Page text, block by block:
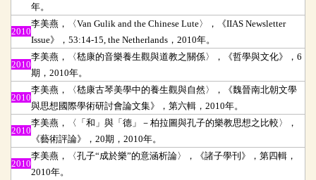
年。
2010
李美燕，〈Van Gulik and the Chinese Lute〉，《IIAS Newsletter
Issue》，53:14-15, the Netherlands，2010年。
2010
李美燕，〈嵇康的音樂養生觀與道教之關係〉，《哲學與文化》，6
期，2010年。
2010
李美燕，〈嵇康古琴美學中的養生觀與自然〉，《魏晉南北朝文學
與思想國際學術研討會論文集》，第六輯，2010年。
2010
李美燕，〈「和」與「德」－柏拉圖與孔子的樂教思想之比較〉，
《藝術評論》，20期，2010年。
2010
李美燕，〈孔子“成於樂”的意涵析論〉，《諸子學刊》，第四輯，
2010年。